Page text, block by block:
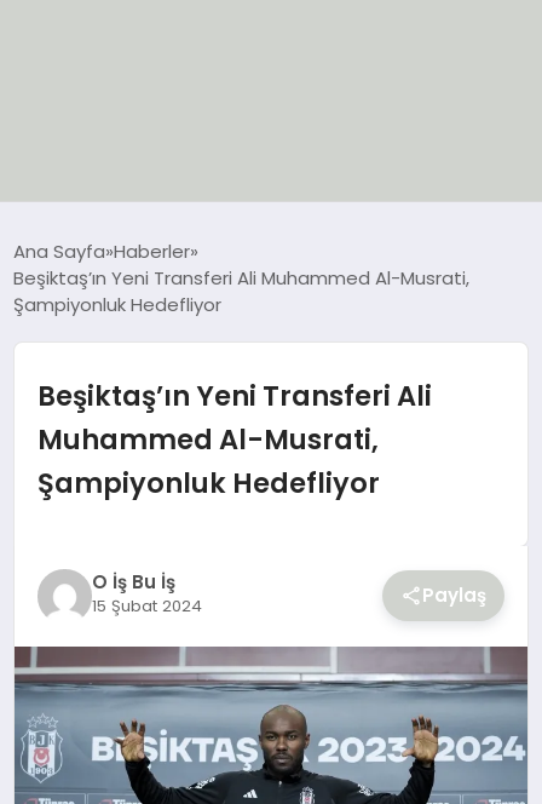
EKONOMİ
SIYASET
SPOR
Ana Sayfa Haberler
Beşiktaş’ın Yeni Transferi Ali Muhammed Al-Musrati,
Şampiyonluk Hedefliyor
Beşiktaş’ın Yeni Transferi Ali
Muhammed Al-Musrati,
Şampiyonluk Hedefliyor
O İş Bu İş
15 Şubat 2024 Paylaş